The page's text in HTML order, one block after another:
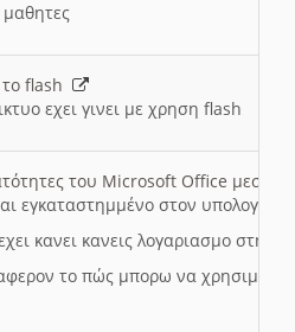
μαθητες
flash
εχει γινει με χρηση flash
του Microsoft Office μεσω
εγκαταστημμένο στον
κανει κανεις λογαριασμο στη
το πώς μπορω να